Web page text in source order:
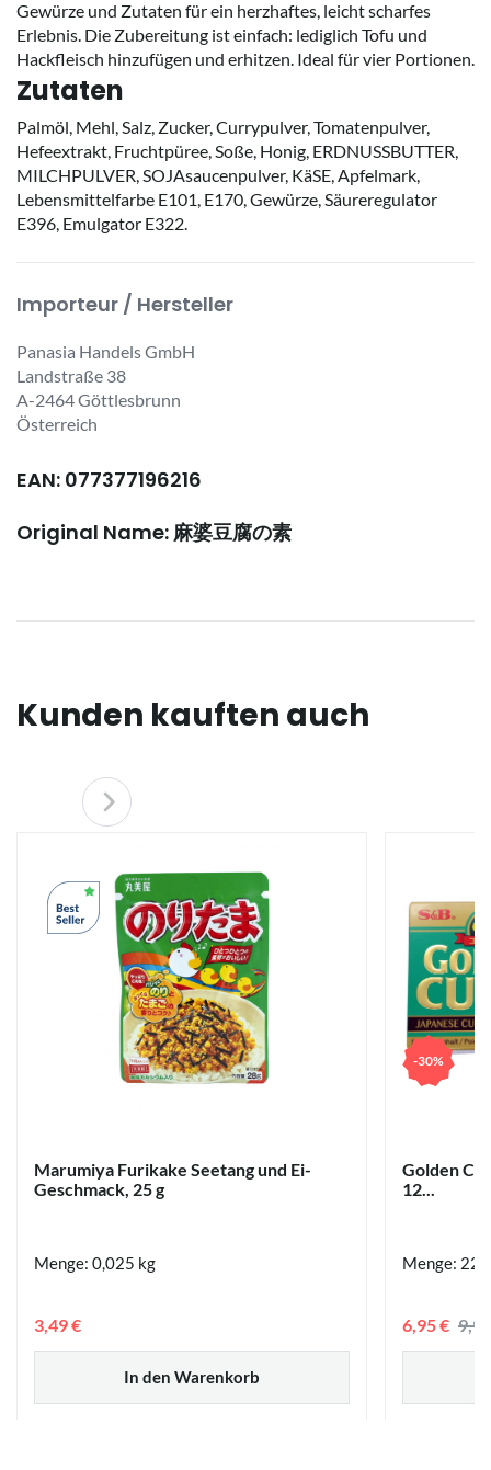
Gewürze und Zutaten für ein herzhaftes, leicht scharfes
Erlebnis. Die Zubereitung ist einfach: lediglich Tofu und
Hackfleisch hinzufügen und erhitzen. Ideal für vier Portionen.
Zutaten
Palmöl, Mehl, Salz, Zucker, Currypulver, Tomatenpulver,
Hefeextrakt, Fruchtpüree, Soße, Honig, ERDNUSSBUTTER,
MILCHPULVER, SOJAsaucenpulver, KäSE, Apfelmark,
Lebensmittelfarbe E101, E170, Gewürze, Säureregulator
E396, Emulgator E322.
Importeur / Hersteller
Panasia Handels GmbH
Landstraße 38
A-2464 Göttlesbrunn
Österreich
EAN: 077377196216
Original Name: 麻婆豆腐の素
Kunden kauften auch
Marumiya Furikake Seetang und Ei-
Geschmack, 25 g
Menge: 0,025 kg
In den Warenkorb
3,49 €
-30%
Golden
12...
Menge:
6,95 €